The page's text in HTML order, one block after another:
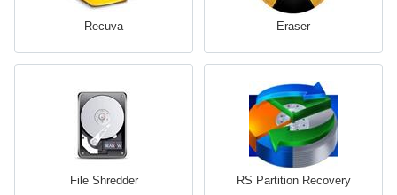
Recuva Eraser
File Shredder RS Partition Recovery